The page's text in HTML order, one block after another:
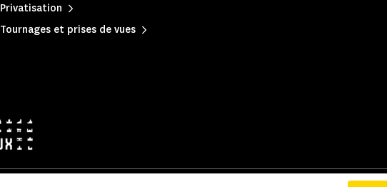
Privatisation
Tournages et prises de vues